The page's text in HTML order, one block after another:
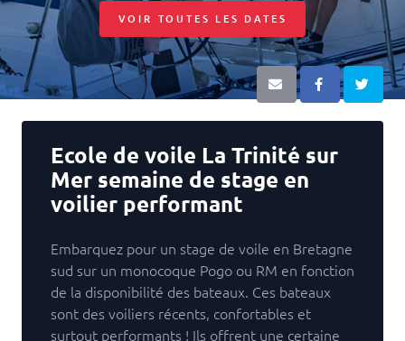
VOIR TOUTES LES DATES
Ecole de voile La Trinité sur
Mer semaine de stage en
voilier performant
Embarquez pour un stage de voile en Bretagne
sud sur un monocoque Pogo ou RM en fonction
de la disponibilité des bateaux. Ces bateaux
sont des voiliers récents, confortables et
surtout performants ! Ils offrent une certaine